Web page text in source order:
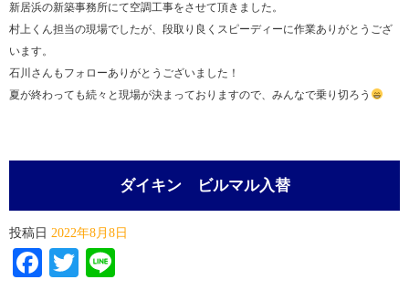
新居浜の新築事務所にて空調工事をさせて頂きました。
村上くん担当の現場でしたが、段取り良くスピーディーに作業ありがとうござ
います。
石川さんもフォローありがとうございました！
夏が終わっても続々と現場が決まっておりますので、みんなで乗り切ろう
ダイキン ビルマル入替
投稿日 2022年8月8日
Facebook
Twitter